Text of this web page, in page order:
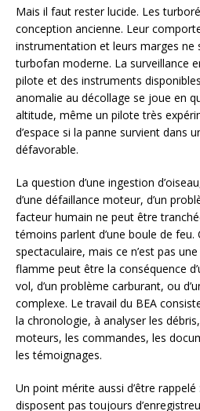
Mais il faut rester lucide. Les
conception ancienne. Leur
instrumentation et leurs marges ne
turbofan moderne. La surveillance
pilote et des instruments
anomalie au décollage se joue en
altitude, même un pilote très
d’espace si la panne survient dans
défavorable.
La question d’une ingestion
d’une défaillance moteur, d’un
facteur humain ne peut être
témoins parlent d’une boule de feu.
spectaculaire, mais ce n’est pas
flamme peut être la conséquence
vol, d’un problème carburant, ou
complexe. Le travail du BEA
la chronologie, à analyser les
moteurs, les commandes, les
les témoignages.
Un point mérite aussi d’être
disposent pas toujours